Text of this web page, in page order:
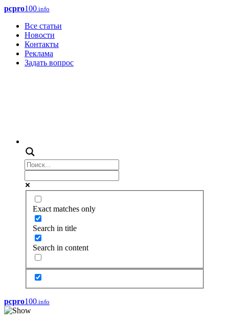
pcpro100.info
Все статьи
Новости
Контакты
Реклама
Задать вопрос
Exact matches only
Search in title
Search in content
pcpro100.info